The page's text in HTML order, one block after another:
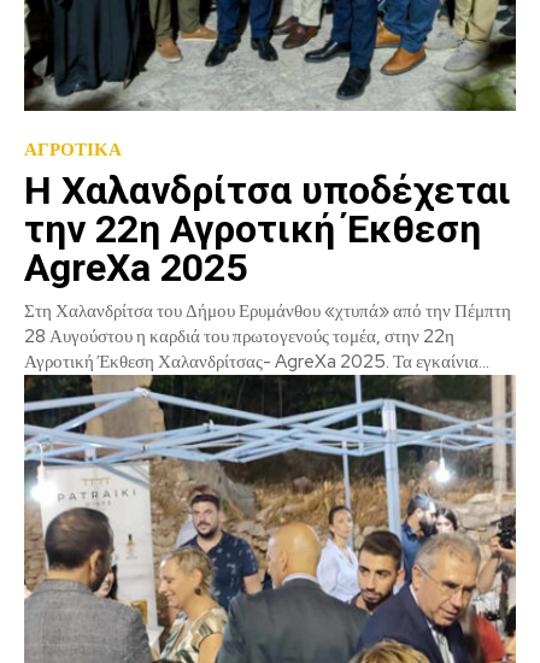
ΑΓΡΟΤΙΚΑ
Η Χαλανδρίτσα υποδέχεται
την 22η Αγροτική Έκθεση
AgreXa 2025
Στη Χαλανδρίτσα του Δήμου Ερυμάνθου «χτυπά» από την Πέμπτη
28 Αυγούστου η καρδιά του πρωτογενούς τομέα, στην 22η
Αγροτική Έκθεση Χαλανδρίτσας- AgreXa 2025. Τα εγκαίνια...